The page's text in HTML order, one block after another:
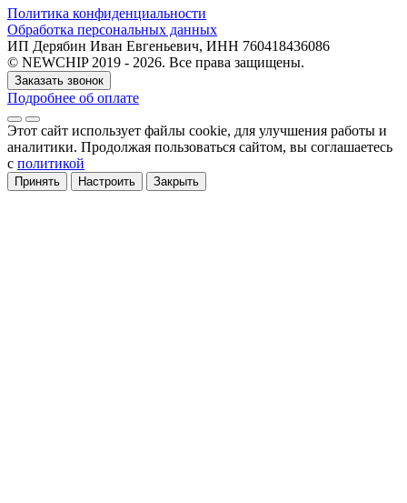
Политика конфиденциальности
Обработка персональных данных
ИП Дерябин Иван Евгеньевич, ИНН 760418436086
© NEWCHIP 2019 - 2026. Все права защищены.
Заказать звонок
Подробнее об оплате
Этот сайт использует файлы cookie, для улучшения работы и
аналитики. Продолжая пользоваться сайтом, вы соглашаетесь
с политикой
Принять Настроить Закрыть